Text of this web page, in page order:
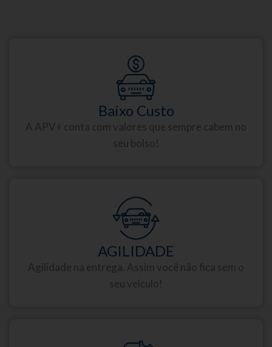
Baixo Custo
A APV+ conta com valores que sempre cabem no
seu bolso!
AGILIDADE
Agilidade na entrega. Assim você não fica sem o
seu veículo!